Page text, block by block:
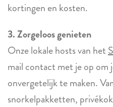
kortingen en kosten.
3. Zorgeloos genieten
Onze lokale hosts van het
mail contact met je op om
onvergetelijk te maken.
snorkelpakketten,